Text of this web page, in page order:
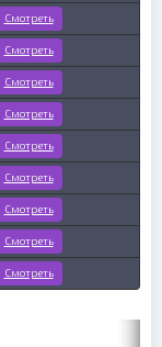
Смотреть
Смотреть
Смотреть
Смотреть
Смотреть
Смотреть
Смотреть
Смотреть
Смотреть